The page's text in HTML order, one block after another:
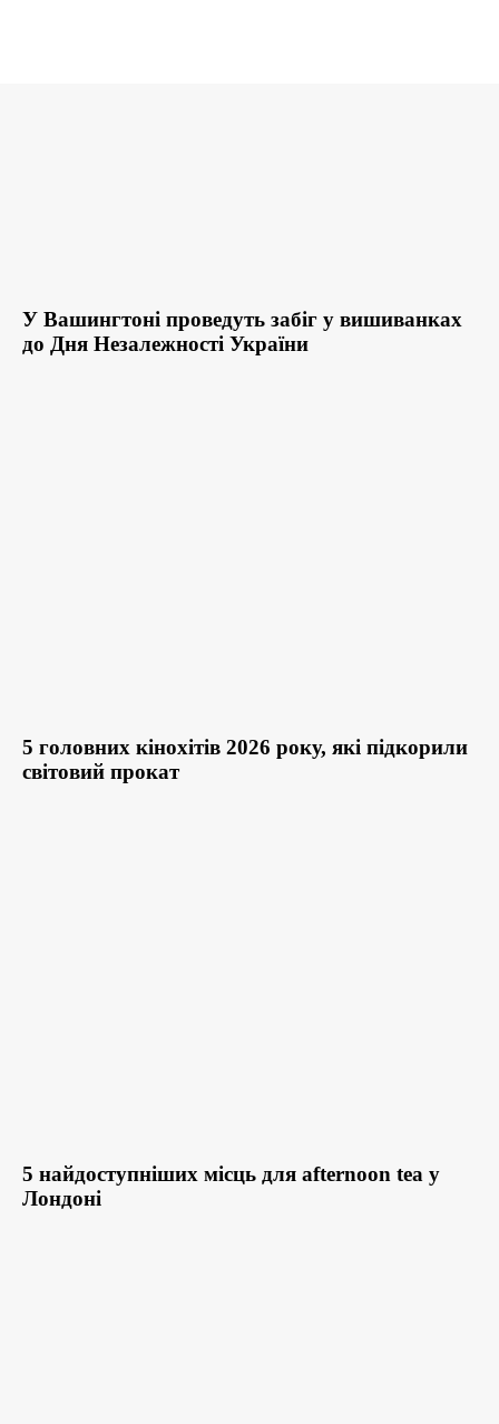
У Вашингтоні проведуть забіг у вишиванках
до Дня Незалежності України
5 головних кінохітів 2026 року, які підкорили
світовий прокат
5 найдоступніших місць для afternoon tea у
Лондоні